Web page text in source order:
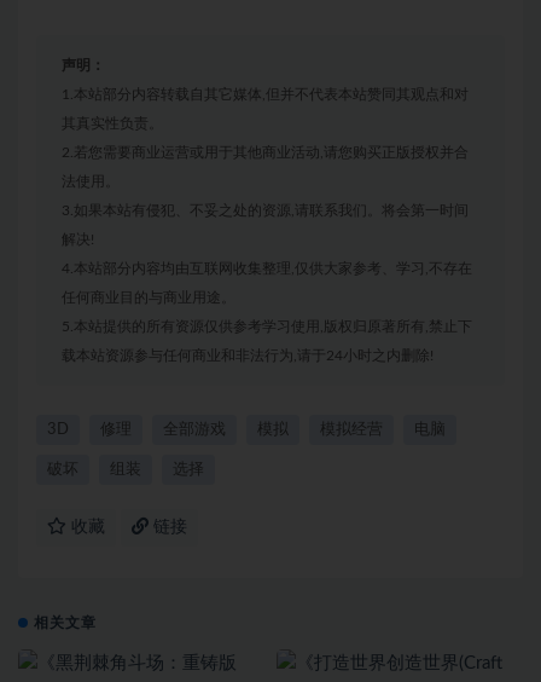
声明：
1.本站部分内容转载自其它媒体,但并不代表本站赞同其观点和对
其真实性负责。
2.若您需要商业运营或用于其他商业活动,请您购买正版授权并合
法使用。
3.如果本站有侵犯、不妥之处的资源,请联系我们。将会第一时间
解决!
4.本站部分内容均由互联网收集整理,仅供大家参考、学习,不存在
任何商业目的与商业用途。
5.本站提供的所有资源仅供参考学习使用,版权归原著所有,禁止下
载本站资源参与任何商业和非法行为,请于24小时之内删除!
3D 修理 全部游戏 模拟 模拟经营 电脑
破坏 组装 选择
收藏 链接
相关文章